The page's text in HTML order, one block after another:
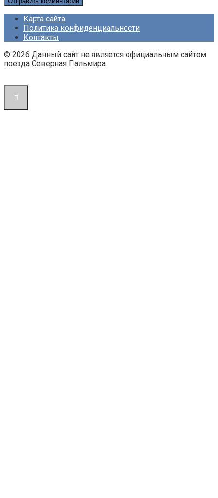
Карта сайта
Политика конфиденциальности
Контакты
© 2026 Данный сайт не является официальным сайтом
поезда Северная Пальмира.